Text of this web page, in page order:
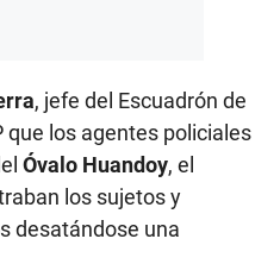
, jefe del Escuadrón de
que los agentes policiales
Óvalo Huandoy, el
los sujetos y
desatándose una